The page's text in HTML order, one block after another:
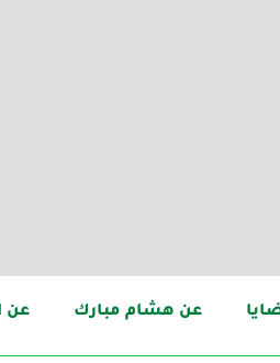
عن هشام مبارك عن